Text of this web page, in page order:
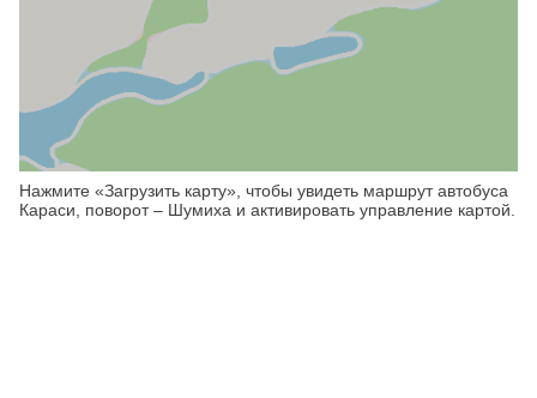
Нажмите «Загрузить карту», чтобы увидеть маршрут автобуса
Караси, поворот – Шумиха и активировать управление картой.